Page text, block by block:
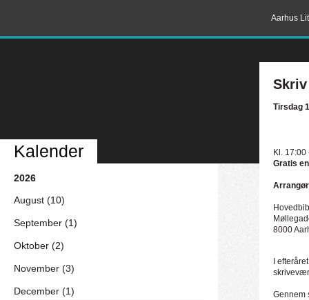
Aarhus
Tirsdag
Kl. 17:00
Gratis
8000
I
Gennem
Kalender
2026
August (10)
September (1)
Oktober (2)
November (3)
December (1)